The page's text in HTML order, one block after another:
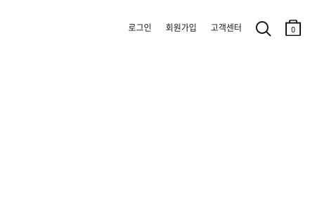
로그인 회원가입 고객센터 0